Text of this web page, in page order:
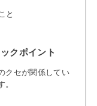
と
クポイント
クセが関係してい
。